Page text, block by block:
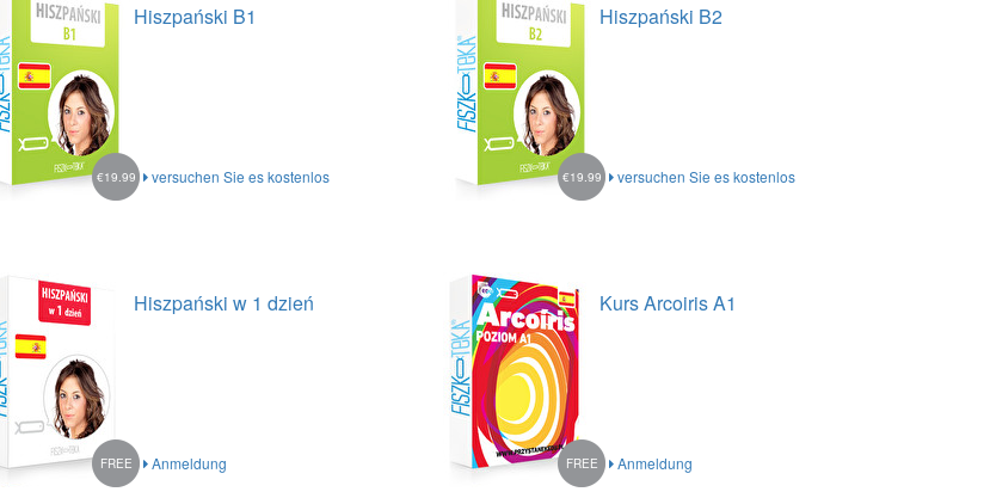
Hiszpański B1
versuchen Sie es kostenlos
€19.99
Hiszpański B2
versuchen Sie es kostenlos
€19.99
Hiszpański w 1 dzień
Anmeldung
FREE
Kurs Arcoiris A1
Anmeldung
FREE